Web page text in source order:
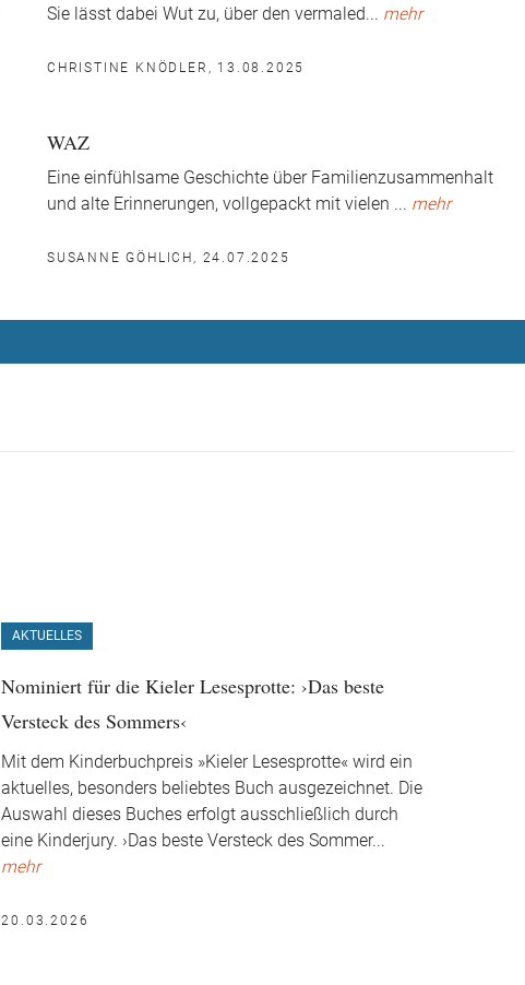
Sie lässt dabei Wut zu, über den vermaled... mehr
CHRISTINE KNÖDLER, 13.08.2025
WAZ
Eine einfühlsame Geschichte über Familienzusammenhalt
und alte Erinnerungen, vollgepackt mit vielen ... mehr
SUSANNE GÖHLICH, 24.07.2025
AKTUELLES
Nominiert für die Kieler Lesesprotte: ›Das beste
Versteck des Sommers‹
Mit dem Kinderbuchpreis »Kieler Lesesprotte« wird ein
aktuelles, besonders beliebtes Buch ausgezeichnet. Die
Auswahl dieses Buches erfolgt ausschließlich durch
eine Kinderjury. ›Das beste Versteck des Sommer...
mehr
20.03.2026